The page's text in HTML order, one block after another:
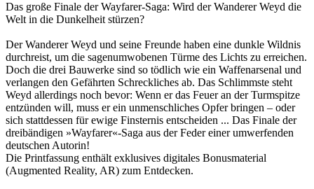
Das große Finale der Wayfarer-Saga: Wird der Wanderer Weyd die
Welt in die Dunkelheit stürzen?
Der Wanderer Weyd und seine Freunde haben eine dunkle Wildnis
durchreist, um die sagenumwobenen Türme des Lichts zu erreichen.
Doch die drei Bauwerke sind so tödlich wie ein Waffenarsenal und
verlangen den Gefährten Schreckliches ab. Das Schlimmste steht
Weyd allerdings noch bevor: Wenn er das Feuer an der Turmspitze
entzünden will, muss er ein unmenschliches Opfer bringen – oder
sich stattdessen für ewige Finsternis entscheiden ... Das Finale der
dreibändigen »Wayfarer«-Saga aus der Feder einer umwerfenden
deutschen Autorin!
Die Printfassung enthält exklusives digitales Bonusmaterial
(Augmented Reality, AR) zum Entdecken.